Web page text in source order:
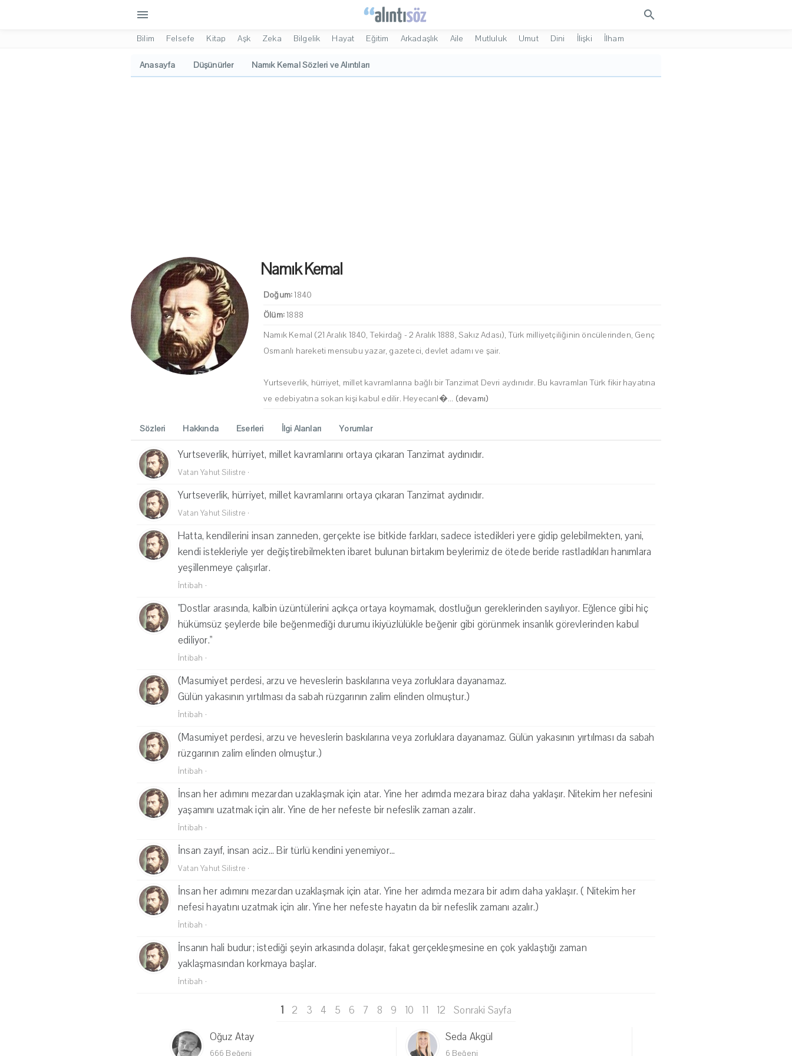
menu search
Bilim Felsefe Kitap Aşk Zeka Bilgelik Hayat Eğitim Arkadaşlık Aile Mutluluk Umut Dini İlişki İlham
Anasayfa Düşünürler Namık Kemal Sözleri ve Alıntıları
Namık Kemal
Doğum:1840
Ölüm:1888
Namık Kemal (21 Aralık 1840, Tekirdağ - 2 Aralık 1888, Sakız Adası), Türk milliyetçiliğinin öncülerinden, Genç
Osmanlı hareketi mensubu yazar, gazeteci, devlet adamı ve şair.
Yurtseverlik, hürriyet, millet kavramlarına bağlı bir Tanzimat Devri aydınıdır. Bu kavramları Türk fikir hayatına
ve edebiyatına sokan kişi kabul edilir. Heyecanl�... (devamı)
Sözleri Hakkında Eserleri İlgi Alanları Yorumlar
Yurtseverlik, hürriyet, millet kavramlarını ortaya çıkaran Tanzimat aydınıdır.
Vatan Yahut Silistre ·
Yurtseverlik, hürriyet, millet kavramlarını ortaya çıkaran Tanzimat aydınıdır.
Vatan Yahut Silistre ·
Hatta, kendilerini insan zanneden, gerçekte ise bitkide farkları, sadece istedikleri yere gidip gelebilmekten, yani,
kendi istekleriyle yer değiştirebilmekten ibaret bulunan birtakım beylerimiz de ötede beride rastladıkları hanımlara
yeşillenmeye çalışırlar.
İntibah ·
"Dostlar arasında, kalbin üzüntülerini açıkça ortaya koymamak, dostluğun gereklerinden sayılıyor. Eğlence gibi hiç
hükümsüz şeylerde bile beğenmediği durumu ikiyüzlülükle beğenir gibi görünmek insanlık görevlerinden kabul
ediliyor."
İntibah ·
(Masumiyet perdesi, arzu ve heveslerin baskılarına veya zorluklara dayanamaz.
Gülün yakasının yırtılması da sabah rüzgarının zalim elinden olmuştur.)
İntibah ·
(Masumiyet perdesi, arzu ve heveslerin baskılarına veya zorluklara dayanamaz. Gülün yakasının yırtılması da sabah
rüzgarının zalim elinden olmuştur.)
İntibah ·
İnsan her adımını mezardan uzaklaşmak için atar. Yine her adımda mezara biraz daha yaklaşır. Nitekim her nefesini
yaşamını uzatmak için alır. Yine de her nefeste bir nefeslik zaman azalır.
İntibah ·
İnsan zayıf, insan aciz... Bir türlü kendini yenemiyor...
Vatan Yahut Silistre ·
İnsan her adımını mezardan uzaklaşmak için atar. Yine her adımda mezara bir adım daha yaklaşır. ( Nitekim her
nefesi hayatını uzatmak için alır. Yine her nefeste hayatın da bir nefeslik zamanı azalır.)
İntibah ·
İnsanın hali budur; istediği şeyin arkasında dolaşır, fakat gerçekleşmesine en çok yaklaştığı zaman
yaklaşmasından korkmaya başlar.
İntibah ·
1 2 3 4 5 6 7 8 9 10 11 12
Sonraki Sayfa
Oğuz Atay
666 Beğeni
Seda Akgül
6 Beğeni